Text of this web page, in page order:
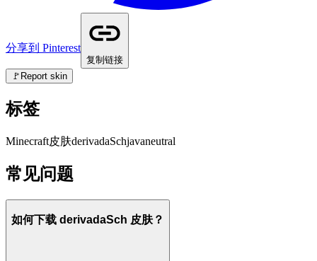
分享到 Pinterest
复制链接
🚩 Report skin
标签
Minecraft皮肤derivadaSchjavaneutral
常见问题
如何下载 derivadaSch 皮肤？